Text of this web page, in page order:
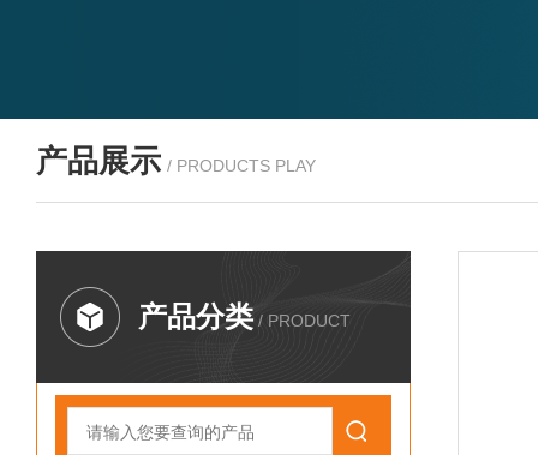
产品展示 / PRODUCTS PLAY
产品分类 / PRODUCT